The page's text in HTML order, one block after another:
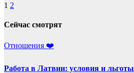
1 2
Сейчас смотрят
Отношения ❤️
Работа в Латвии: условия и льготы